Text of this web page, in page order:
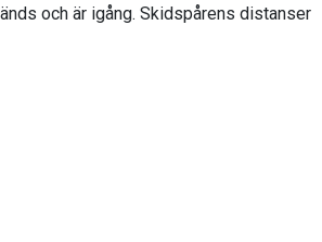
och är igång. Skidspårens distanser